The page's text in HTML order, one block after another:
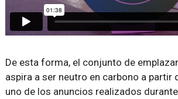
De esta forma, el conjunto de
aspira a ser neutro en carbono a partir
uno de los anuncios realizados